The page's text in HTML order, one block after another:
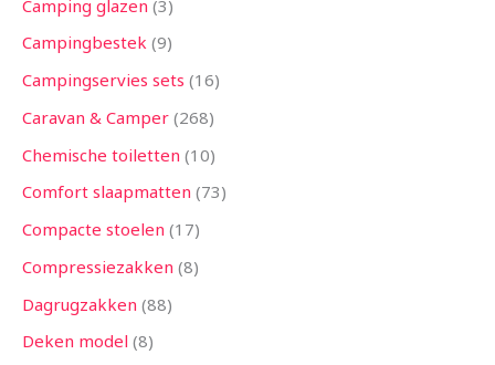
Camping glazen 3
Campingbestek 9
Campingservies sets 16
Caravan & Camper 268
Chemische toiletten 10
Comfort slaapmatten 73
Compacte stoelen 17
Compressiezakken 8
Dagrugzakken 88
Deken model 8